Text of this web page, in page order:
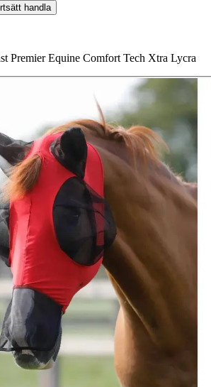
handla
Premier Equine Comfort Tech Xtra Lycra